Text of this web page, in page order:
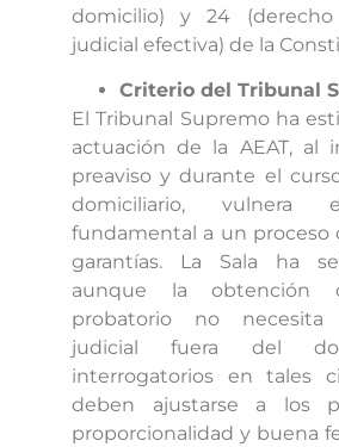
domicilio) y 24
judicial efectiva) de la
Criterio del Tribunal
El Tribunal Supremo ha
actuación de la AEAT, al
preaviso y durante el
domiciliario, vulnera
fundamental a un proceso
garantías. La Sala ha
aunque la obtención
probatorio no necesita
judicial fuera del
interrogatorios en tales
deben ajustarse a los
proporcionalidad y buena